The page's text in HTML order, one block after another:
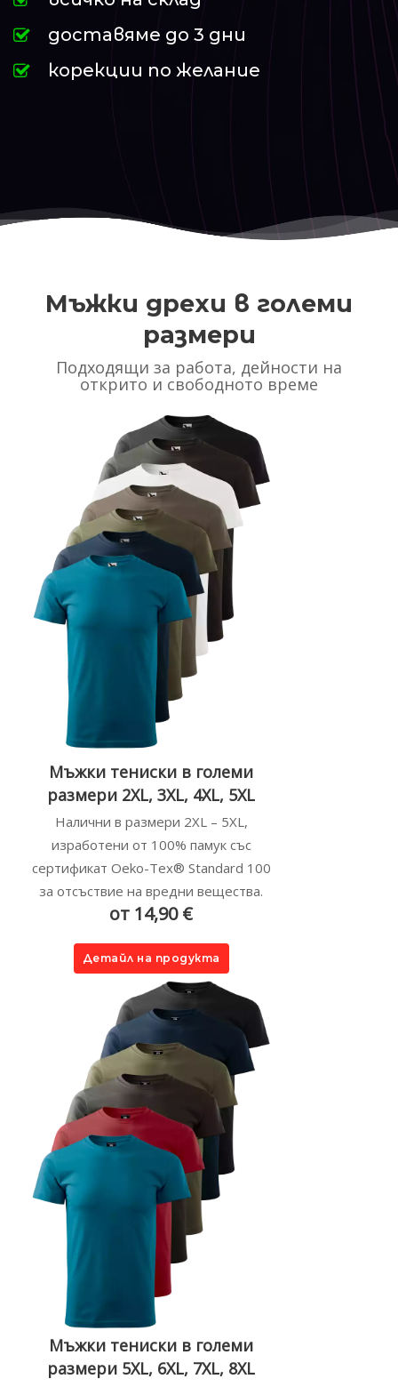
доставяме до 3 дни
корекции по желание
Мъжки дрехи в големи
размери
Подходящи за работа, дейности на
открито и свободното време
Мъжки тениски в големи
размери 2XL, 3XL, 4XL, 5XL
Налични в размери 2XL – 5XL,
изработени от 100% памук със
сертификат Oeko-Tex® Standard 100
за отсъствие на вредни вещества.
от 14,90 €
Детайл на продукта
Мъжки тениски в големи
размери 5XL, 6XL, 7XL, 8XL